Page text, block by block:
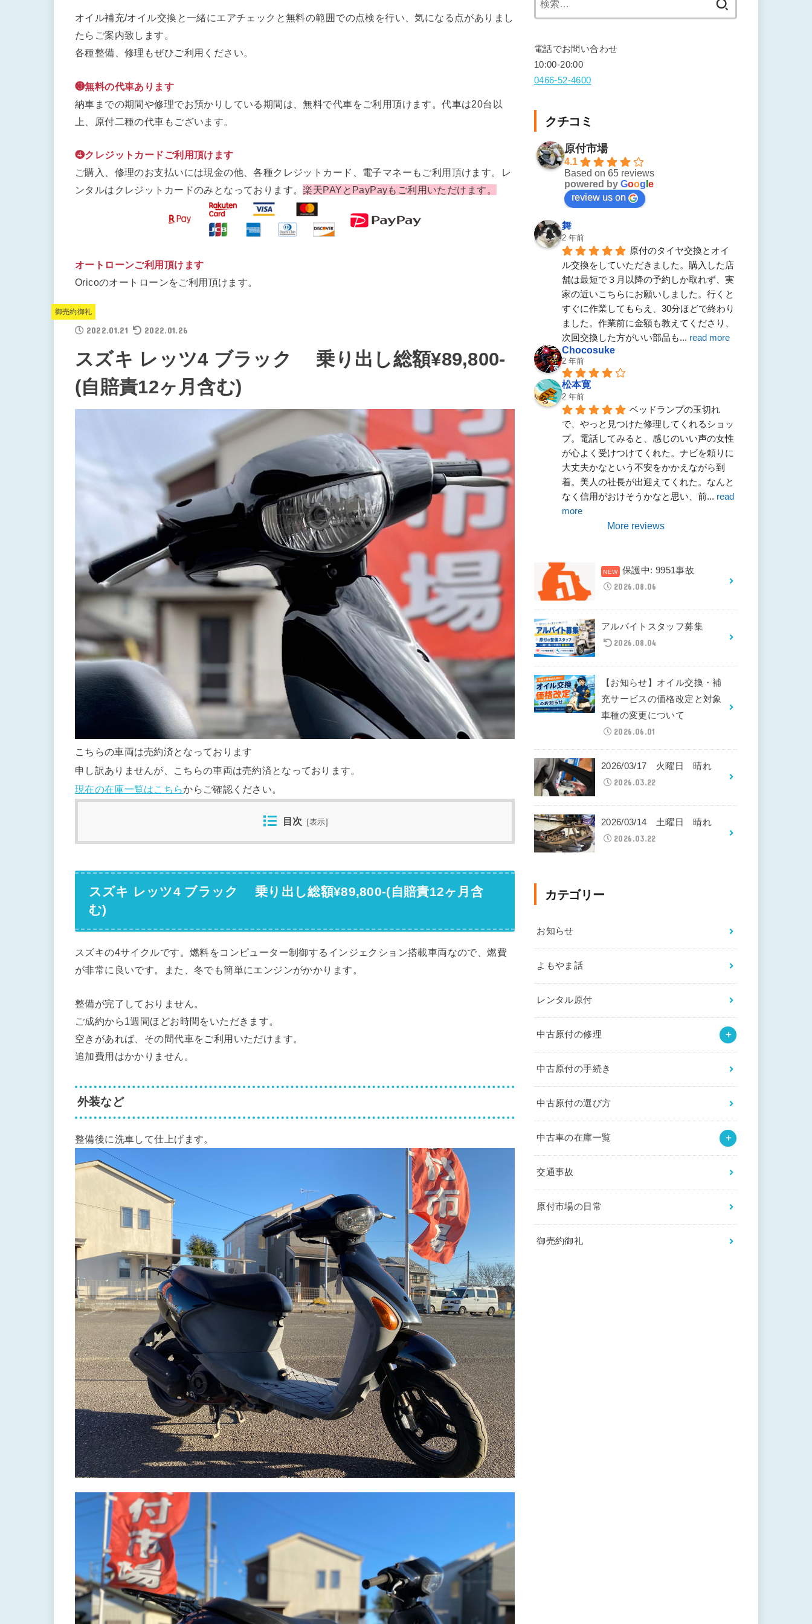
オイル補充/オイル交換と一緒にエアチェックと無料の範囲での点検を行い、気になる点がありまし
たらご案内致します。
各種整備、修理もぜひご利用ください。
❸無料の代車あります
納車までの期間や修理でお預かりしている期間は、無料で代車をご利用頂けます。代車は20台以
上、原付二種の代車もございます。
❹クレジットカードご利用頂けます
ご購入、修理のお支払いには現金の他、各種クレジットカード、電子マネーもご利用頂けます。レ
ンタルはクレジットカードのみとなっております。楽天PAYとPayPayもご利用いただけます。
オートローンご利用頂けます
Oricoのオートローンをご利用頂けます。
御売約御礼
2022.01.21 2022.01.26
スズキ レッツ4 ブラック 乗り出し総額¥89,800-
(自賠責12ヶ月含む)
こちらの車両は売約済となっております
申し訳ありませんが、こちらの車両は売約済となっております。
現在の在庫一覧はこちらからご確認ください。
目次 [表示
スズキ レッツ4 ブラック 乗り出し総額¥89,800-(自賠責12ヶ月含
む)
スズキの4サイクルです。燃料をコンピューター制御するインジェクション搭載車両なので、燃費
が非常に良いです。また、冬でも簡単にエンジンがかかります。
整備が完了しておりません。
ご成約から1週間ほどお時間をいただきます。
空きがあれば、その間代車をご利用いただけます。
追加費用はかかりません。
外装など
整備後に洗車して仕上げます。
電話でお問い合わせ
10:00-20:00
0466-52-4600
クチコミ
原付市場
4.1
Based on 65 reviews
powered by Goog e
review us on
舞
2 年前
原付のタイヤ交換とオイ
ル交換をしていただきました。購入した店
舗は最短で３月以降の予約しか取れず、実
家の近いこちらにお願いしました。行くと
すぐに作業してもらえ、30分ほどで終わり
ました。作業前に金額も教えてくださり、
次回交換した方がいい部品も... read more
Chocosuke
2 年前
松本寛
2 年前
ベッドランプの玉切れ
で、やっと見つけた修理してくれるショッ
プ。電話してみると、感じのいい声の女性
が心よく受けつけてくれた。ナビを頼りに
大丈夫かなという不安をかかえながら到
着。美人の社長が出迎えてくれた。なんと
なく信用がおけそうかなと思い、前... read
more
More reviews
保護中: 9951事故
2026.08.06
アルバイトスタッフ募集
2026.08.04
【お知らせ】オイル交換・補
充サービスの価格改定と対象
車種の変更について
2026.06.01
2026/03/17 火曜日 晴れ
2026.03.22
2026/03/14 土曜日 晴れ
2026.03.22
カテゴリー
お知らせ
よもやま話
レンタル原付
中古原付の修理
中古原付の手続き
中古原付の選び方
中古車の在庫一覧
交通事故
原付市場の日常
御売約御礼